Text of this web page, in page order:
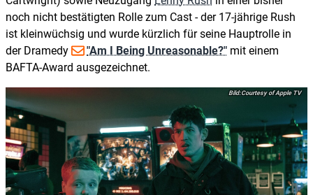
noch nicht bestätigten Rolle zum Cast - der 17-jährige Rush
ist kleinwüchsig und wurde kürzlich für seine Hauptrolle in
der Dramedy
"Am I Being Unreasonable?" mit einem
BAFTA-Award ausgezeichnet.
Courtesy of Apple TV